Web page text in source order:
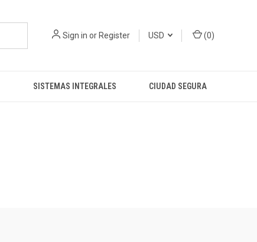
Sign in orRegister USD (0)
SISTEMAS INTEGRALES CIUDAD SEGURA